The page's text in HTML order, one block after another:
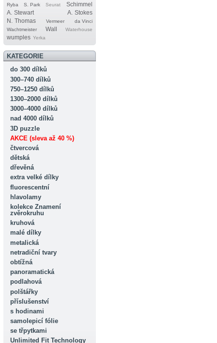
Ryba S. Park Seurat
Schimmel
A. Stewart
A. Stokes
N. Thomas
Vermeer
da Vinci
Wachtmeister
Wall Waterhouse
wumples Yerka
KATEGORIE
do 300 dílků
300–740 dílků
750–1250 dílků
1300–2000 dílků
3000–4000 dílků
nad 4000 dílků
3D puzzle
AKCE (sleva až 40 %)
čtvercová
dětská
dřevěná
extra velké dílky
fluorescentní
hlavolamy
kolekce Znamení
zvěrokruhu
kruhová
malé dílky
metalická
netradiční tvary
obtížná
panoramatická
podlahová
polštářky
příslušenství
s hodinami
samolepicí fólie
se třpytkami
Unlimited Fit Technology